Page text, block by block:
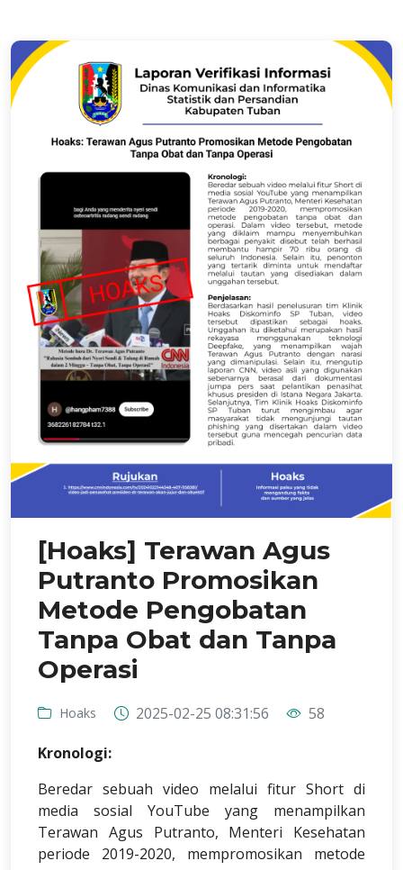
[Hoaks] Terawan Agus
Putranto Promosikan
Metode Pengobatan
Tanpa Obat dan Tanpa
Operasi
Hoaks 2025-02-25 08:31:56
58
Kronologi:
Beredar sebuah video melalui fitur Short di
media sosial YouTube yang menampilkan
Terawan Agus Putranto, Menteri Kesehatan
periode 2019-2020, mempromosikan metode